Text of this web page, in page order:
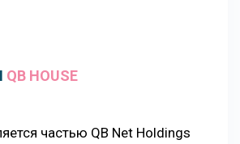
QB HOUSE
частью QB Net Holdings